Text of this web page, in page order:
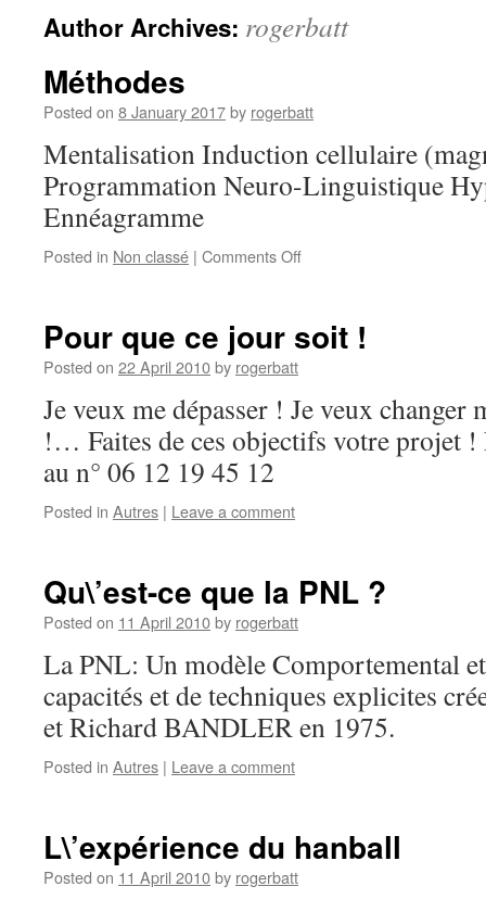
Author Archives: rogerbatt
Méthodes
Posted on 8 January 2017by rogerbatt
Mentalisation Induction cellulaire
Programmation Neuro-Linguistique
Ennéagramme
Posted in Non classé | Comments Offon
Pour que ce jour soit !
Posted on 22 April 2010by rogerbatt
Je veux me dépasser ! Je veux changer
!… Faites de ces objectifs votre projet !
au n° 06 12 19 45 12
Posted in Autres | Leave a comment
Qu\’est-ce que la PNL ?
Posted on 11 April 2010by rogerbatt
La PNL: Un modèle Comportemental
capacités et de techniques explicites
et Richard BANDLER en 1975.
Posted in Autres | Leave a comment
L\’expérience du hanball
Posted on 11 April 2010by rogerbatt